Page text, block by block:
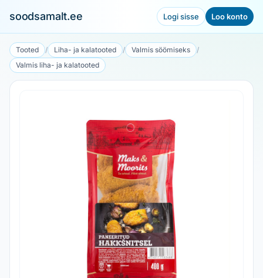
soodsamalt.ee Logi sisse Loo konto
Tooted / Liha- ja kalatooted / Valmis söömiseks
/
Valmis liha- ja kalatooted